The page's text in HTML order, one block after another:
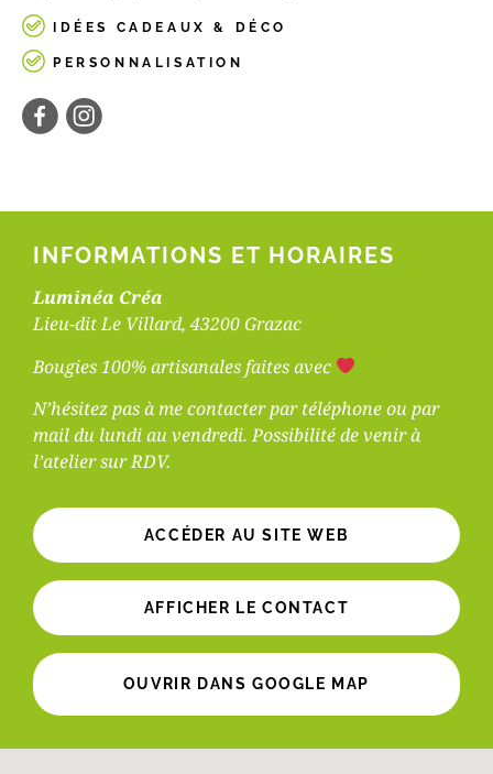
IDÉES CADEAUX & DÉCO
PERSONNALISATION
INFORMATIONS ET HORAIRES
Luminéa Créa
Lieu-dit Le Villard, 43200 Grazac
Bougies 100% artisanales faites avec
N’hésitez pas à me contacter par téléphone ou par
mail du lundi au vendredi. Possibilité de venir à
l’atelier sur RDV.
ACCÉDER AU SITE WEB
AFFICHER LE CONTACT
OUVRIR DANS GOOGLE MAP